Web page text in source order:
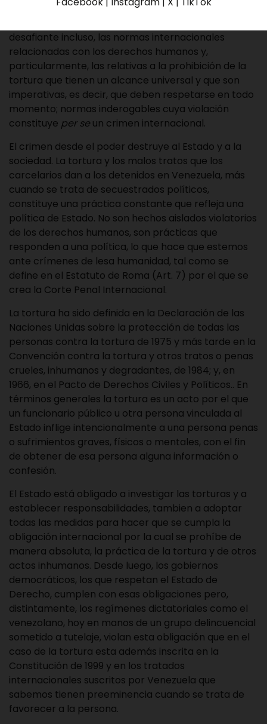
Estamos ante una política criminal de un Estado
desafiante incluso, las normas internacionales
relacionadas con los derechos humanos y,
particularmente, las relativas a la prohibición de la
tortura que tienen un alcance universal y que son
imperativas, es decir, que deben respetarse en todo
momento; normas inderogables cuya violación
constituye per se un crimen internacional.
El crimen desde el poder destruye al Estado y a la
sociedad. La tortura y los malos tratos que los
carcelarios dan a los detenidos en Venezuela, más
cuando se trata de secuestrados políticos,
constituye una práctica constante que refleja una
política de Estado. No son hechos aislados violatorios
de los derechos humanos, son prácticas que
responden a una política, lo que hace que estemos
ante crímenes de lesa humanidad, tal como se
define en el Estatuto de Roma (Art. 7) por el que se
crea la Corte Penal Internacional.
La tortura ha sido definida en la Declaración de las
Naciones Unidas sobre la protección de todas las
personas contra la tortura de 1975 y más tarde en la
Convención contra la tortura y otros tratos o penas
crueles, inhumanos y degradantes, de 1984; y, en
1966, en el Pacto de Derechos Civiles y Políticos.. En
términos generales la tortura es un acto por el que
un funcionario público u otra persona vinculada al
Estado inflige intencionalmente a una persona penas
o sufrimientos graves, físicos o mentales, con el fin
de obtener de esa persona alguna información o
confesión.
El Estado está obligado a investigar las torturas y a
establecer responsabilidades, tambien a adoptar
todas las medidas para hacer que se cumpla la
obligación internacional por la cual se prohíbe de
manera absoluta, la práctica de la tortura y de otros
actos inhumanos. Desde luego, los gobiernos
democráticos, los que respetan el Estado de
Derecho, cumplen con esas obligaciones pero,
distintamente, los regímenes dictatoriales como el
venezolano, hoy en manos de un grupo delincuencial
sometido a tutelaje, violan esta obligación que en el
caso de la tortura esta además inscrita en la
Constitución de 1999 y en los tratados
internacionales suscritos por Venezuela que
sabemos tienen preeminencia cuando se trata de
favorecer a la persona.